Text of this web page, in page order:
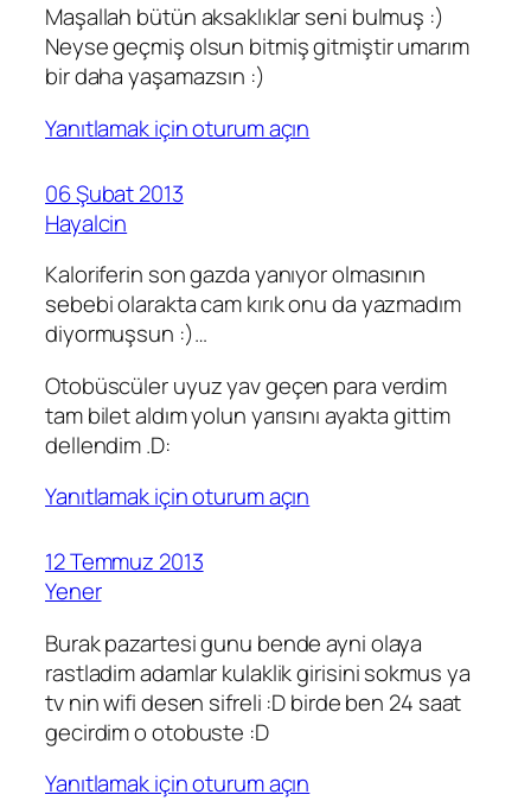
Maşallah bütün aksaklıklar seni bulmuş :)
Neyse geçmiş olsun bitmiş gitmiştir umarım
bir daha yaşamazsın :)
Yanıtlamak için oturum açın
06 Şubat 2013
Hayalcin
Kaloriferin son gazda yanıyor olmasının
sebebi olarakta cam kırık onu da yazmadım
diyormuşsun :)…
Otobüscüler uyuz yav geçen para verdim
tam bilet aldım yolun yarısını ayakta gittim
dellendim .D:
Yanıtlamak için oturum açın
12 Temmuz 2013
Yener
Burak pazartesi gunu bende ayni olaya
rastladim adamlar kulaklik girisini sokmus ya
tv nin wifi desen sifreli :D birde ben 24 saat
gecirdim o otobuste :D
Yanıtlamak için oturum açın